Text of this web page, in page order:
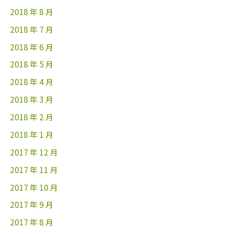
2018 年 8 月
2018 年 7 月
2018 年 6 月
2018 年 5 月
2018 年 4 月
2018 年 3 月
2018 年 2 月
2018 年 1 月
2017 年 12 月
2017 年 11 月
2017 年 10 月
2017 年 9 月
2017 年 8 月